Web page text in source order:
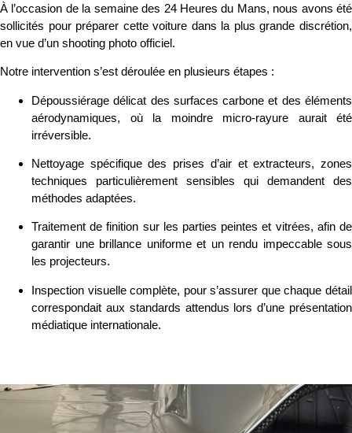
À l’occasion de la semaine des 24 Heures du Mans, nous avons été
sollicités pour préparer cette voiture dans la plus grande discrétion,
en vue d’un shooting photo officiel.
Notre intervention s’est déroulée en plusieurs étapes :
Dépoussiérage délicat des surfaces carbone et des éléments
aérodynamiques, où la moindre micro-rayure aurait été
irréversible.
Nettoyage spécifique des prises d’air et extracteurs, zones
techniques particulièrement sensibles qui demandent des
méthodes adaptées.
Traitement de finition sur les parties peintes et vitrées, afin de
garantir une brillance uniforme et un rendu impeccable sous
les projecteurs.
Inspection visuelle complète, pour s’assurer que chaque détail
correspondait aux standards attendus lors d’une présentation
médiatique internationale.